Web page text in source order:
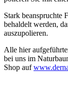
Stark beanspruchte
behaldelt werden,
auszupolieren.
Alle hier
bei uns im
Shop auf